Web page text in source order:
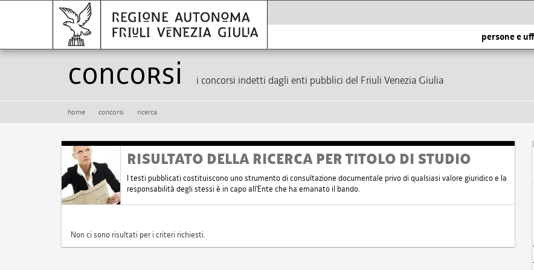
persone e
Concorsi i concorsi indetti dagli enti pubblici del Friuli Venezia Giulia
home concorsi ricerca
RISULTATO DELLA RICERCA PER TITOLO DI STUDIO
I testi pubblicati costituiscono uno strumento di consultazione documentale privo di qualsiasi valore giuridico e la
responsabilità degli stessi è in capo all'Ente che ha emanato il bando.
Non ci sono risultati per i criteri richiesti.